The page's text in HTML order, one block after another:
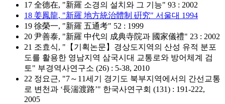
17 全德在, "新羅 소경의 설치와 그 기능" 93 : 2002
18 姜鳳龍, "新羅 地方統治體制 硏究" 서울대 1994
19 徐榮一, "新羅 五通考" 52 : 1999
20 尹善泰, "新羅 中代의 成典寺院과 國家儀禮" 23 : 2002
21 조효식, "【기획논문】경상도지역의 산성 유적 분포
도를 활용한 영남지역 삼국시대 교통로와 방어체계 검
토" 부경역사연구소 (26) : 5-38, 2010
22 정요근, "7～11세기 경기도 북부지역에서의 간선교통
로 변천과 ‘長湍渡路’" 한국사연구회 (131) : 191-222,
2005